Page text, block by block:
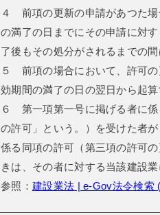
４ 前項の更新の申請があつた場
の満了の日までにその申請に対
了後もその処分がされるまでの
５ 前項の場合において、許可
効期間の満了の日の翌日から起算
６ 第一項第一号に掲げる者に係
の許可」という。）を受けた者
係る同項の許可（第三項の許可
きは、その者に対する当該建設
参照：建設業法 | e-Gov法令検索